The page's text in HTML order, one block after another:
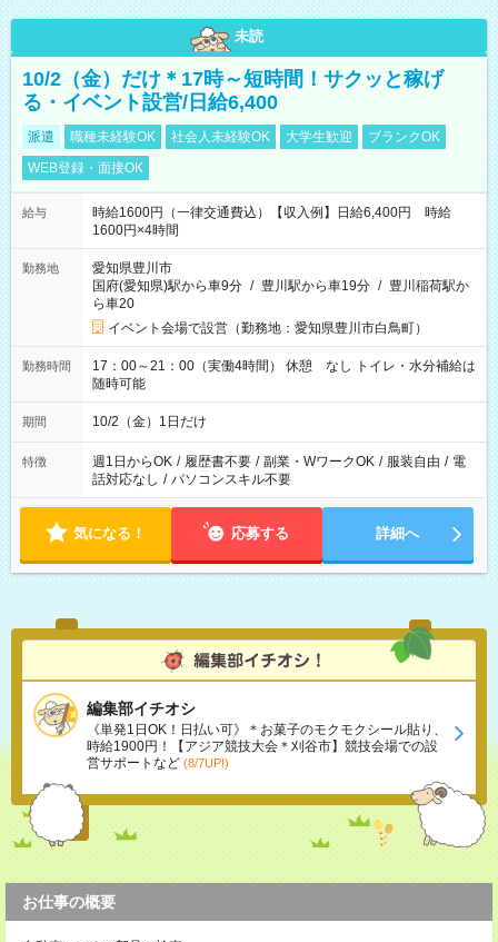
未読
10/2（金）だけ＊17時～短時間！サクッと稼げ
る・イベント設営/日給6,400
派遣 職種未経験OK 社会人未経験OK 大学生歓迎
ブランクOK
WEB登録・面接OK
給与
時給1600円（一律交通費込）【収入例】日給6,400円 時給
1600円×4時間
勤務地
愛知県豊川市
国府(愛知県)駅から車9分 / 豊川駅から車19分 / 豊川稲荷駅か
ら車20
イベント会場で設営（勤務地：愛知県豊川市白鳥町）
勤務時間
17：00～21：00（実働4時間） 休憩 なし トイレ・水分補給は
随時可能
期間 10/2（金）1日だけ
特徴 週1日からOK / 履歴書不要 / 副業・WワークOK / 服装自由 / 電
話対応なし / パソコンスキル不要
気になる！ 応募する 詳細へ
編集部イチオシ
《単発1日OK！日払い可》＊お菓子のモクモクシール貼り、
時給1900円！【アジア競技大会＊刈谷市】競技会場での設
営サポートなど (8/7UP!)
お仕事の概要